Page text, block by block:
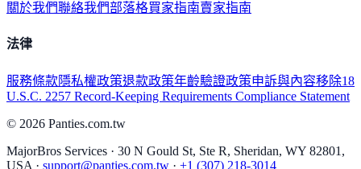
關於我們聯絡我們部落格買家指南賣家指南
法律
服務條款隱私權政策退款政策年齡驗證政策申訴與內容移除18
U.S.C. 2257 Record-Keeping Requirements Compliance Statement
© 2026 Panties.com.tw
MajorBros Services · 30 N Gould St, Ste R, Sheridan, WY 82801,
USA · support@panties.com.tw · +1 (307) 218-3014